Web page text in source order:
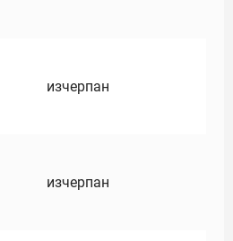
изчерпан
изчерпан